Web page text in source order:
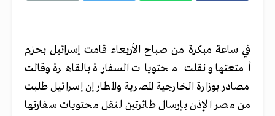
في ساعة مبكرة من صباح الأربعاء قامت إسرائيل بحزم
أمتعتها و نقلت محتويات السفارة بالقاهرة وقالت
مصادر بوزارة الخارجية المصرية والمطار إن إسرائيل طلبت
من مصر الإذن بإرسال طائرتين لنقل محتويات سفارتها